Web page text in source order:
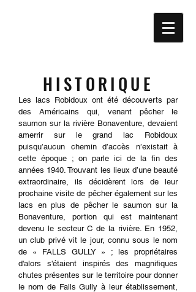
HISTORIQUE
Les lacs Robidoux ont été découverts par
des Américains qui, venant pêcher le
saumon sur la rivière Bonaventure, devaient
amerrir sur le grand lac Robidoux
puisqu’aucun chemin d’accès n’existait à
cette époque ; on parle ici de la fin des
années 1940. Trouvant les lieux d’une beauté
extraordinaire, ils décidèrent lors de leur
prochaine visite de pêcher également sur les
lacs en plus de pêcher le saumon sur la
Bonaventure, portion qui est maintenant
devenu le secteur C de la rivière. En 1952,
un club privé vit le jour, connu sous le nom
de « FALLS GULLY » ; les propriétaires
d'alors s'étaient inspirés des magnifiques
chutes présentes sur le territoire pour donner
le nom de Falls Gully à leur établissement,